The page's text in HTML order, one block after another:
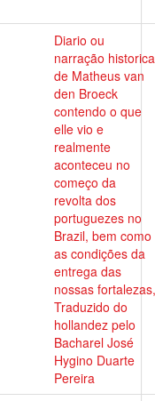
Diario ou
narração historica
de Matheus van
den Broeck
contendo o que
elle vio e
realmente
aconteceu no
começo da
revolta dos
portuguezes no
Brazil, bem como
as condições da
entrega das
nossas fortalezas,
Traduzido do
hollandez pelo
Bacharel José
Hygino Duarte
Pereira